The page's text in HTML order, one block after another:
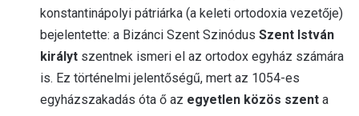
konstantinápolyi pátriárka (a keleti ortodoxia vezetője)
bejelentette: a Bizánci Szent Szinódus Szent István
királyt szentnek ismeri el az ortodox egyház számára
is. Ez történelmi jelentőségű, mert az 1054-es
egyházszakadás óta ő az egyetlen közös szent a